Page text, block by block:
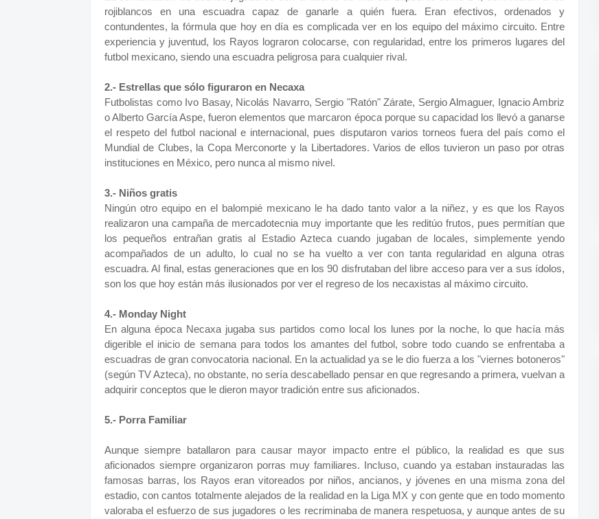
rojiblancos en una escuadra capaz de ganarle a quién fuera. Eran efectivos, ordenados y
contundentes, la fórmula que hoy en día es complicada ver en los equipo del máximo circuito. Entre
experiencia y juventud, los Rayos lograron colocarse, con regularidad, entre los primeros lugares del
futbol mexicano, siendo una escuadra peligrosa para cualquier rival.
2.- Estrellas que sólo figuraron en Necaxa
Futbolistas como Ivo Basay, Nicolás Navarro, Sergio "Ratón" Zárate, Sergio Almaguer, Ignacio Ambriz
o Alberto García Aspe, fueron elementos que marcaron época porque su capacidad los llevó a ganarse
el respeto del futbol nacional e internacional, pues disputaron varios torneos fuera del país como el
Mundial de Clubes, la Copa Merconorte y la Libertadores. Varios de ellos tuvieron un paso por otras
instituciones en México, pero nunca al mismo nivel.
3.- Niños gratis
Ningún otro equipo en el balompié mexicano le ha dado tanto valor a la niñez, y es que los Rayos
realizaron una campaña de mercadotecnia muy importante que les reditúo frutos, pues permitían que
los pequeños entrañan gratis al Estadio Azteca cuando jugaban de locales, simplemente yendo
acompañados de un adulto, lo cual no se ha vuelto a ver con tanta regularidad en alguna otras
escuadra. Al final, estas generaciones que en los 90 disfrutaban del libre acceso para ver a sus ídolos,
son los que hoy están más ilusionados por ver el regreso de los necaxistas al máximo circuito.
4.- Monday Night
En alguna época Necaxa jugaba sus partidos como local los lunes por la noche, lo que hacía más
digerible el inicio de semana para todos los amantes del futbol, sobre todo cuando se enfrentaba a
escuadras de gran convocatoria nacional. En la actualidad ya se le dio fuerza a los "viernes botoneros"
(según TV Azteca), no obstante, no sería descabellado pensar en que regresando a primera, vuelvan a
adquirir conceptos que le dieron mayor tradición entre sus aficionados.
5.- Porra Familiar
Aunque siempre batallaron para causar mayor impacto entre el público, la realidad es que sus
aficionados siempre organizaron porras muy familiares. Incluso, cuando ya estaban instauradas las
famosas barras, los Rayos eran vitoreados por niños, ancianos, y jóvenes en una misma zona del
estadio, con cantos totalmente alejados de la realidad en la Liga MX y con gente que en todo momento
valoraba el esfuerzo de sus jugadores o les recriminaba de manera respetuosa, y aunque antes de su